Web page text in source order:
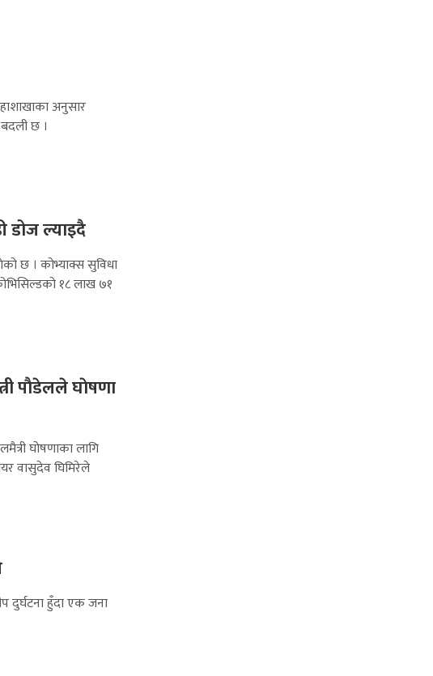
अनुसार
छ ।
ल्याइदै
छ । कोभ्याक्स सुविधा
१८ लाख ७१
पाैडेलले घाेषणा
घोषणाका लागि
वासुदेव घिमिरेले
दुर्घटना हुँदा एक जना